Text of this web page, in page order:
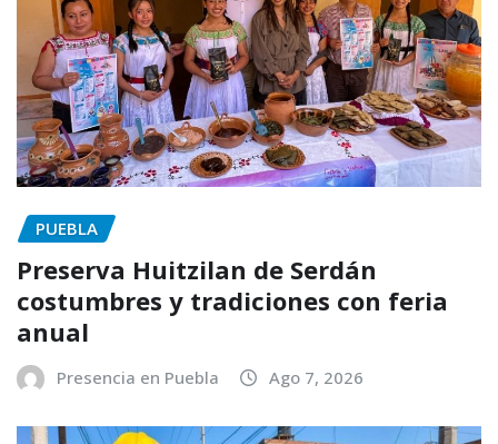
PUEBLA
Preserva Huitzilan de Serdán
costumbres y tradiciones con feria
anual
Presencia en Puebla Ago 7, 2026